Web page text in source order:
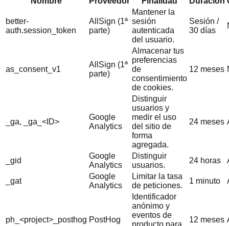
better-
auth.session_token
AllSign (1ª
parte)
Mantener la
sesión
autenticada
del usuario.
Sesión /
30 días
as_consent_v1
AllSign (1ª
parte)
Almacenar tus
preferencias
de
consentimiento
de cookies.
12 meses
_ga, _ga_<ID>
Google
Analytics
Distinguir
usuarios y
medir el uso
del sitio de
forma
agregada.
24 meses
_gid
Google
Analytics
Distinguir
usuarios.
24 horas
_gat
Google
Analytics
Limitar la tasa
de peticiones.
1 minuto
ph_<project>_posthog PostHog
Identificador
anónimo y
eventos de
producto para
12 meses